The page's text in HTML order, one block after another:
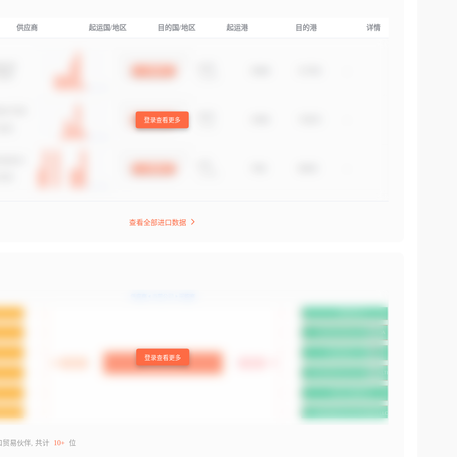
供应商 起运国/地区 目的国/地区 起运港 目的港 详情
登录查看更多
查看全部进口数据
登录查看更多
贸易伙伴, 共计 10+ 位